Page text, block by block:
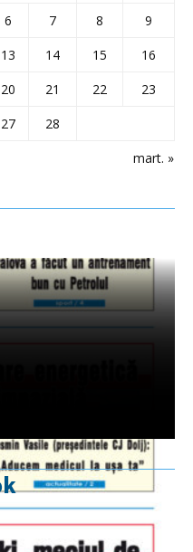
mart. »
6 7 8
9
13 14 15
16
20 21 22
23
27 28